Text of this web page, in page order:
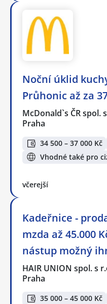
Noční úklid
Průhonic až za
McDonald`s ČR spol.
Praha
34 500 – 37 000 Kč
Vhodné také pro
včerejší
Kadeřnice -
mzda až 45.000
nástup možný
HAIR UNION spol. s
Praha
35 000 – 45 000 Kč